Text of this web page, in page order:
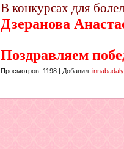
В конкурсах для
Дзеранова
Поздравляем
Просмотров: 1198 | Добавил: